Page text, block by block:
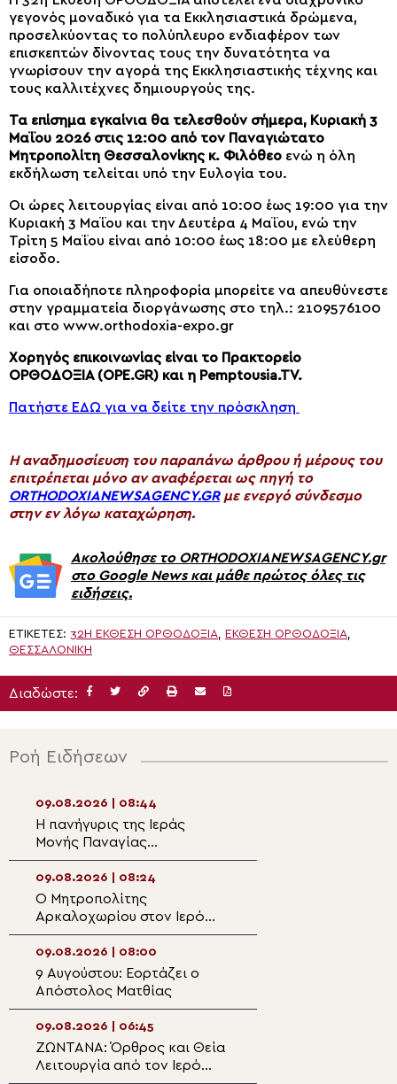
γεγονός μοναδικό για τα Εκκλησιαστικά δρώμενα,
προσελκύοντας το πολύπλευρο ενδιαφέρον των
επισκεπτών δίνοντας τους την δυνατότητα να
γνωρίσουν την αγορά της Εκκλησιαστικής τέχνης και
τους καλλιτέχνες δημιουργούς της.
Τα επίσημα εγκαίνια θα τελεσθούν σήμερα, Κυριακή 3
Μαΐου 2026 στις 12:00 από τον Παναγιώτατο
Μητροπολίτη Θεσσαλονίκης κ. Φιλόθεο ενώ η όλη
εκδήλωση τελείται υπό την Ευλογία του.
Οι ώρες λειτουργίας είναι από 10:00 έως 19:00 για την
Κυριακή 3 Μαΐου και την Δευτέρα 4 Μαΐου, ενώ την
Τρίτη 5 Μαΐου είναι από 10:00 έως 18:00 με ελεύθερη
είσοδο.
Για οποιαδήποτε πληροφορία μπορείτε να απευθύνεστε
στην γραμματεία διοργάνωσης στο τηλ.: 2109576100
και στο www.orthodoxia-expo.gr
Χορηγός επικοινωνίας είναι το Πρακτορείο
ΟΡΘΟΔΟΞΙΑ (OPE.GR) και η Pemptousia.TV.
Πατήστε ΕΔΩ για να δείτε την πρόσκληση
H αναδημοσίευση του παραπάνω άρθρου ή μέρους του
επιτρέπεται μόνο αν αναφέρεται ως πηγή το
ORTHODOXIANEWSAGENCY.GRμε ενεργό σύνδεσμο
στην εν λόγω καταχώρηση.
Ακολούθησε το ORTHODOXIANEWSAGENCY.gr
στο Google News και μάθε πρώτος όλες τις
ειδήσεις.
ΕΤΙΚΈΤΕΣ: 32Η ΈΚΘΕΣΗ ΟΡΘΟΔΟΞΙΑ, ΈΚΘΕΣΗ ΟΡΘΟΔΟΞΙΑ,
ΘΕΣΣΑΛΟΝΊΚΗ
Διαδώστε:
Ροή Ειδήσεων
09.08.2026 | 08:44
Η πανήγυρις της Ιεράς
Μονής Παναγίας
Εικοσιφοινίσσης
09.08.2026 | 08:24
Ο Μητροπολίτης
Αρκαλοχωρίου στον Ιερό
Ναό Αγίας Παρασκευής στο
Κατωφύγι
09.08.2026 | 08:00
9 Αυγούστου: Εορτάζει ο
Απόστολος Ματθίας
09.08.2026 | 06:45
ΖΩΝΤΑΝΑ: Όρθρος και Θεία
Λειτουργία από τον Ιερό